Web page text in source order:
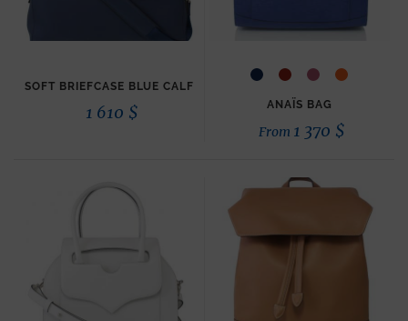
SOFT BRIEFCASE BLUE CALF
1 610 $ ANAÏS BAG
From 1 370 $